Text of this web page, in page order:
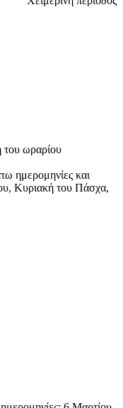
του ωραρίου
ημερομηνίες και
Κυριακή του Πάσχα,